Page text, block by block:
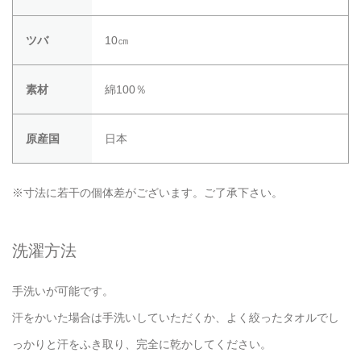
ツバ 10㎝
素材 綿100％
原産国 日本
※寸法に若干の個体差がございます。ご了承下さい。
洗濯方法
手洗いが可能です。
汗をかいた場合は手洗いしていただくか、よく絞ったタオルでし
っかりと汗をふき取り、完全に乾かしてください。